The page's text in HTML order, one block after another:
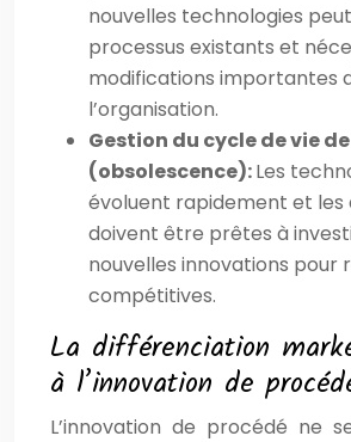
nouvelles technologies
processus existants et
modifications importantes
l’organisation.
Gestion du cycle de vie
(obsolescence):Les
évoluent rapidement et les
doivent être prêtes à
nouvelles innovations pour
compétitives.
La différenciation
à l’innovation de
L’innovation de procédé ne